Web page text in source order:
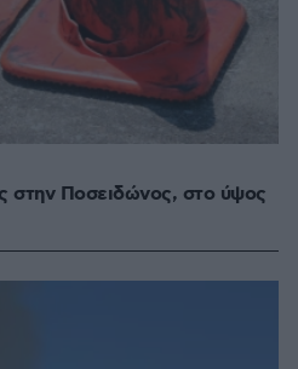
στην Ποσειδώνος, στο ύψος